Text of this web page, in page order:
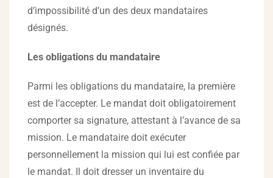
d’impossibilité d’un des deux mandataires
désignés.
Les obligations du mandataire
Parmi les obligations du mandataire, la première
est de l’accepter. Le mandat doit obligatoirement
comporter sa signature, attestant à l’avance de sa
mission. Le mandataire doit exécuter
personnellement la mission qui lui est confiée par
le mandat. Il doit dresser un inventaire du